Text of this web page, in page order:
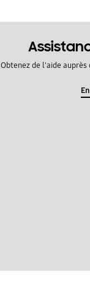
Obtenez de l'aide